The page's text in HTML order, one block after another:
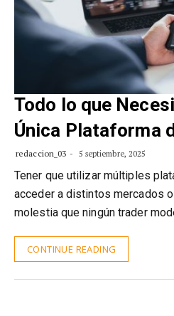
Todo lo que
Única Plataforma
redaccion_03 5 septiembre, 2025
Tener que utilizar múltiples
acceder a distintos mercados
molestia que ningún trader
CONTINUE READING